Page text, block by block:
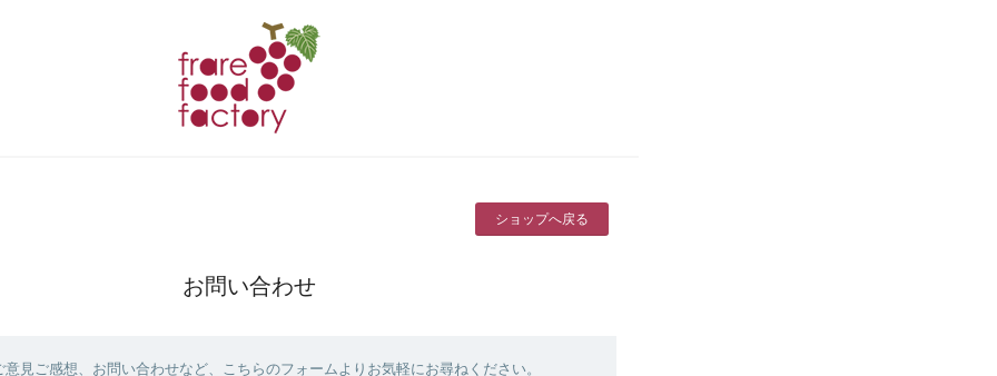
ショップへ戻る
お問い合わせ
見ご感想、お問い合わせなど、こちらのフォームよりお気軽にお尋ねください。